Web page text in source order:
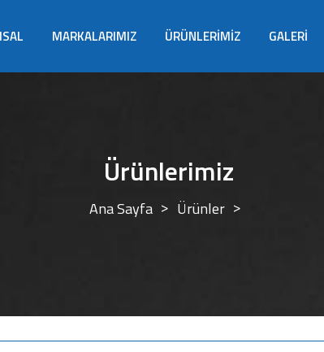
MARKALARIMIZ ÜRÜNLERİMİZ GALERİ
Ürünlerimiz
Ana Sayfa Ürünler